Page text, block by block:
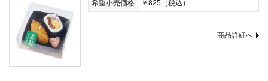
希望小売価格 ￥825（税込）
商品詳細へ